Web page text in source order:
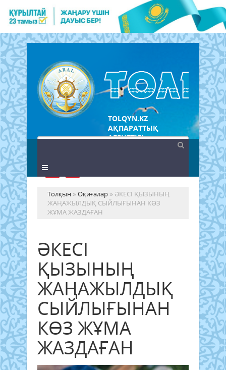
TOLQYN.KZ
АҚПАРАТТЫҚ
АГЕНТТІГІ
Толқын »Оқиғалар » ​ӘКЕСІ ҚЫЗЫНЫҢ
ЖАҢАЖЫЛДЫҚ СЫЙЛЫҒЫНАН КӨЗ
ЖҰМА ЖАЗДАҒАН
​ӘКЕСІ
ҚЫЗЫНЫҢ
ЖАҢАЖЫЛДЫҚ
СЫЙЛЫҒЫНАН
КӨЗ ЖҰМА
ЖАЗДАҒАН